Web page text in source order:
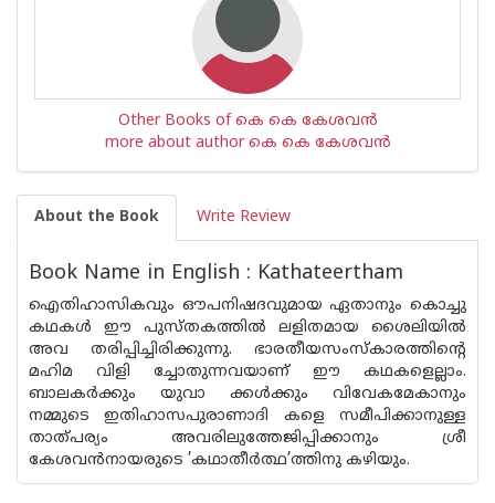
Other Books of കെ കെ കേശവന്‍
more about author കെ കെ കേശവന്‍
About the Book Write Review
Book Name in English : Kathateertham
ഐതിഹാസികവും ഔപനിഷദവുമായ ഏതാനും കൊച്ചു
കഥകൾ ഈ പുസ്‌തകത്തിൽ ലളിതമായ ശൈലിയിൽ
അവ തരിപ്പിച്ചിരിക്കുന്നു. ഭാരതീയസംസ്‌കാരത്തിൻ്റെ
മഹിമ വിളി ച്ചോതുന്നവയാണ് ഈ കഥകളെല്ലാം.
ബാലകർക്കും യുവാ ക്കൾക്കും വിവേകമേകാനും
നമ്മുടെ ഇതിഹാസപുരാണാദി കളെ സമീപിക്കാനുള്ള
താത്‌പര്യം അവരിലുത്തേജിപ്പിക്കാനും ശ്രീ
കേശവൻനായരുടെ ’കഥാതീർത്ഥ’ത്തിനു കഴിയും.